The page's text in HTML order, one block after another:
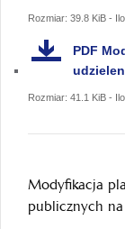
Rozmiar: 39.8 KiB -
PDF
Rozmiar: 41.1 KiB -
Modyfikacja
publicznych